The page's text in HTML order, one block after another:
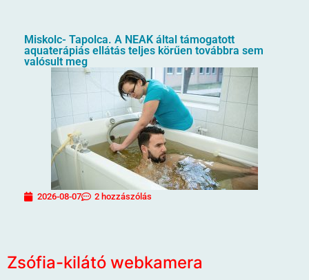
Miskolc- Tapolca. A NEAK által támogatott
aquaterápiás ellátás teljes körűen továbbra sem
valósult meg
2026-08-07 2 hozzászólás
Zsófia-kilátó webkamera